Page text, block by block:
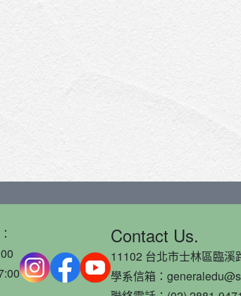
Contact Us.
11102 台北市士林區臨
學系信箱：